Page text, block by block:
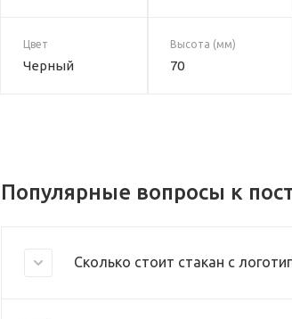
Цвет
Черный
Высота (мм)
70
Популярные вопросы к
Сколько стоит стакан с